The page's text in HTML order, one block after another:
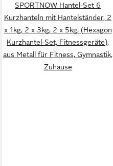
SPORTNOW Hantel-Set 6
Kurzhanteln mit Hantelständer, 2
x 1kg, 2 x 3kg, 2 x 5kg, (Hexagon
Kurzhantel-Set, Fitnessgeräte),
aus Metall für Fitness, Gymnastik,
Zuhause